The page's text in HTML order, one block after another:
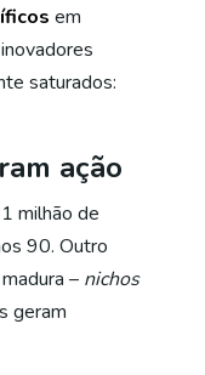
em
saturados:
ação
milhão de
90. Outro
– nichos
geram